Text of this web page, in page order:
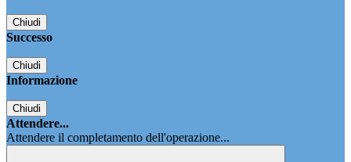
Chiudi
Successo
Chiudi
Informazione
Chiudi
Attendere...
Attendere il completamento dell'operazione...